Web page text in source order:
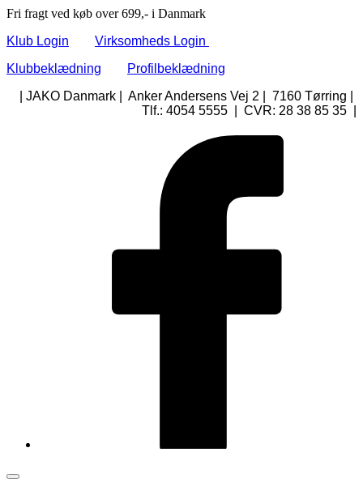
Fri fragt ved køb over 699,- i Danmark
Klub Login
Virksomheds Login
Klubbeklædning
Profilbeklædning
| JAKO Danmark | Anker Andersens Vej 2 | 7160 Tørring |
Tlf.: 4054 5555 | CVR: 28 38 85 35 |